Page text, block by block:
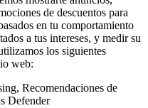
de descuentos para
en tu comportamiento
a tus intereses, y medir su
los siguientes
web:
Recomendaciones de
Defender